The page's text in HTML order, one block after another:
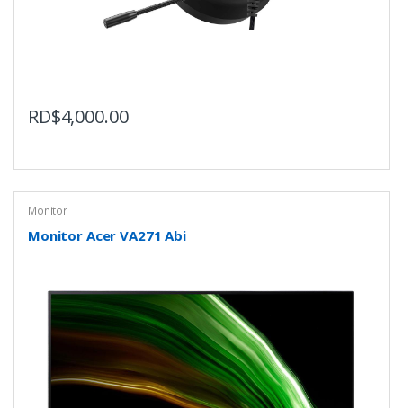
RD$4,000.00
Monitor
Monitor Acer VA271 Abi